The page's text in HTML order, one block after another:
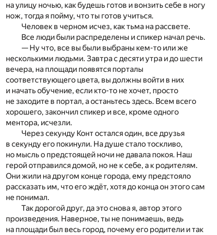
на улицу ночью, как будешь готов и вонзить себе в ногу
нож, тогда я пойму, что ты готов учиться.
Человек в черном исчез, как тьма на рассвете.
Все люди были распределены и спикер начал речь.
— Ну что, все вы были выбраны кем-то или же
несколькими людьми. Завтра с десяти утра и до шести
вечера, на площади появятся порталы
соответствующего цвета, вы должны войти в них
и начать обучение, если кто-то не хочет, просто
не заходите в портал, а останьтесь здесь. Всем всего
хорошего, закончил спикер и все, кроме одного
ментора, исчезли.
Через секунду Конт остался один, все друзья
в секунду его покинули. На душе стало тоскливо,
но мысль о предстоящей ночи не давала покоя. Наш
герой отправился домой, но не к себе, а к родителям.
Они жили на другом конце города, ему предстояло
рассказать им, что его ждёт, хотя до конца он этого сам
не понимал.
Так дорогой друг, да это снова я, автор этого
произведения. Наверное, ты не понимаешь, ведь
на площади был весь город, почему его родители и так